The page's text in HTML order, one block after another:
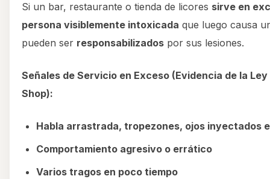
Si un bar, restaurante o tienda de licores sirve en
persona visiblemente intoxicada que luego causa
pueden ser responsabilizados por sus lesiones.
Señales de Servicio en Exceso (Evidencia de la Ley
Shop):
Habla arrastrada, tropezones, ojos inyectados
Comportamiento agresivo o errático
Varios tragos en poco tiempo